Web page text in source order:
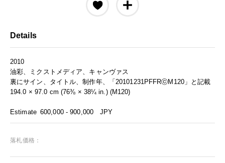
Details
2010
油彩、ミクストメディア、キャンヴァス
裏にサイン、タイトル、制作年、「20101231PFFRⓒM120」と記載
194.0 × 97.0 cm (76⅜ × 38¼ in.) (M120)
Estimate 600,000 - 900,000 JPY
落札価格：